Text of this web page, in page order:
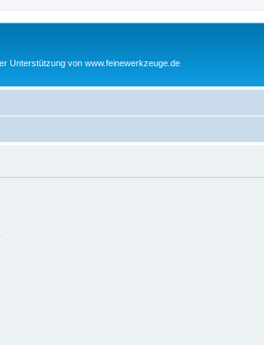
Unterstützung von www.feinewerkzeuge.de